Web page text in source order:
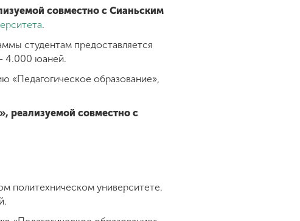
совместно с Сианьским
.
студентам предоставляется
4.000 юаней.
«Педагогическое образование»,
реализуемой совместно с
политехническом университете.